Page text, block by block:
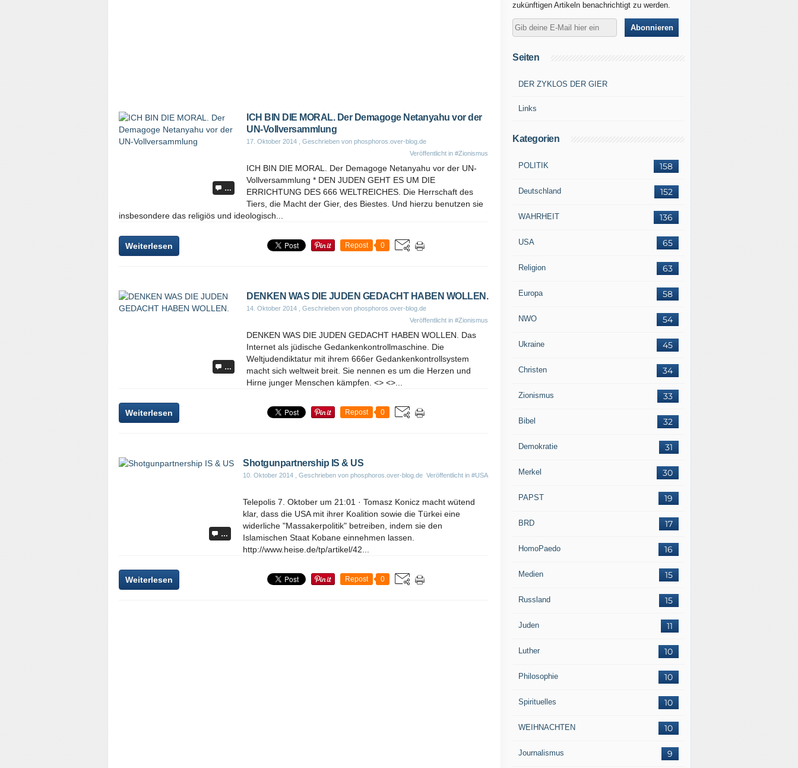
…
ICH BIN DIE MORAL. Der Demagoge Netanyahu vor der
UN-Vollversammlung
17. Oktober 2014 , Geschrieben von phosphoros.over-blog.de
Veröffentlicht in #Zionismus
ICH BIN DIE MORAL. Der Demagoge Netanyahu vor der UN-
Vollversammlung * DEN JUDEN GEHT ES UM DIE
ERRICHTUNG DES 666 WELTREICHES. Die Herrschaft des
Tiers, die Macht der Gier, des Biestes. Und hierzu benutzen sie
insbesondere das religiös und ideologisch...
Weiterlesen Repost 0
…
DENKEN WAS DIE JUDEN GEDACHT HABEN WOLLEN.
14. Oktober 2014 , Geschrieben von phosphoros.over-blog.de
Veröffentlicht in #Zionismus
DENKEN WAS DIE JUDEN GEDACHT HABEN WOLLEN. Das
Internet als jüdische Gedankenkontrollmaschine. Die
Weltjudendiktatur mit ihrem 666er Gedankenkontrollsystem
macht sich weltweit breit. Sie nennen es um die Herzen und
Hirne junger Menschen kämpfen. <> <>...
Weiterlesen Repost 0
…
Shotgunpartnership IS & US
10. Oktober 2014 , Geschrieben von phosphoros.over-blog.de Veröffentlicht in #USA
Telepolis 7. Oktober um 21:01 · Tomasz Konicz macht wütend
klar, dass die USA mit ihrer Koalition sowie die Türkei eine
widerliche "Massakerpolitik" betreiben, indem sie den
Islamischen Staat Kobane einnehmen lassen.
http://www.heise.de/tp/artikel/42...
Weiterlesen Repost 0
zukünftigen Artikeln benachrichtigt zu werden.
Seiten
DER ZYKLOS DER GIER
Links
Kategorien
158
POLITIK
152
Deutschland
136
WAHRHEIT
65
USA
63
Religion
58
Europa
54
NWO
45
Ukraine
34
Christen
33
Zionismus
32
Bibel
31
Demokratie
30
Merkel
19
PAPST
17
BRD
16
HomoPaedo
15
Medien
15
Russland
11
Juden
10
Luther
10
Philosophie
10
Spirituelles
10
WEIHNACHTEN
9
Journalismus